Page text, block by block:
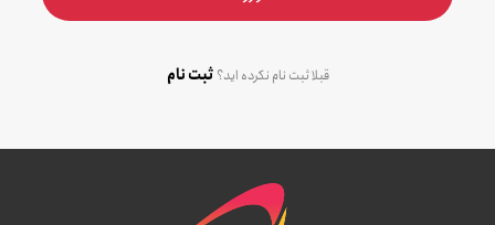
قبلا ثبت نام نکرده اید؟ ثبت نام